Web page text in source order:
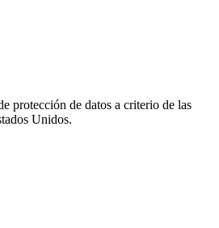
protección de datos a criterio de las
Unidos.